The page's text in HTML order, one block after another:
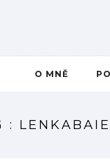
O MNĚ
: